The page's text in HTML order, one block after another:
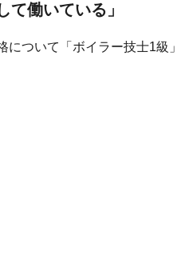
て働いている」
ついて「ボイラー技士1級